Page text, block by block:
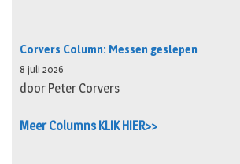
Corvers Column: Messen geslepen
8 juli 2026
door Peter Corvers
Meer Columns KLIK HIER>>